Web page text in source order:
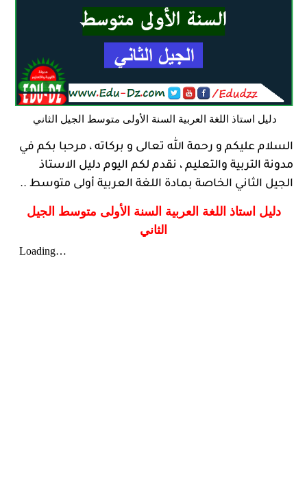
دليل استاذ اللغة العربية السنة الأولى متوسط الجيل الثاني
السلام عليكم و رحمة الله تعالى و بركاته ، مرحبا بكم في
مدونة التربية والتعليم ، نقدم لكم اليوم دليل الاستاذ
الجيل الثاني الخاصة بمادة اللغة العربية أولى متوسط ..
دليل استاذ اللغة العربية السنة الأولى متوسط الجيل
الثاني